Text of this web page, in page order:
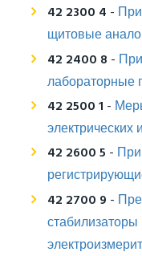
42 2300 4 -
щитовые
42 2400 8 -
лабораторные
42 2500 1 -
электрических
42 2600 5 -
42 2700 9 -